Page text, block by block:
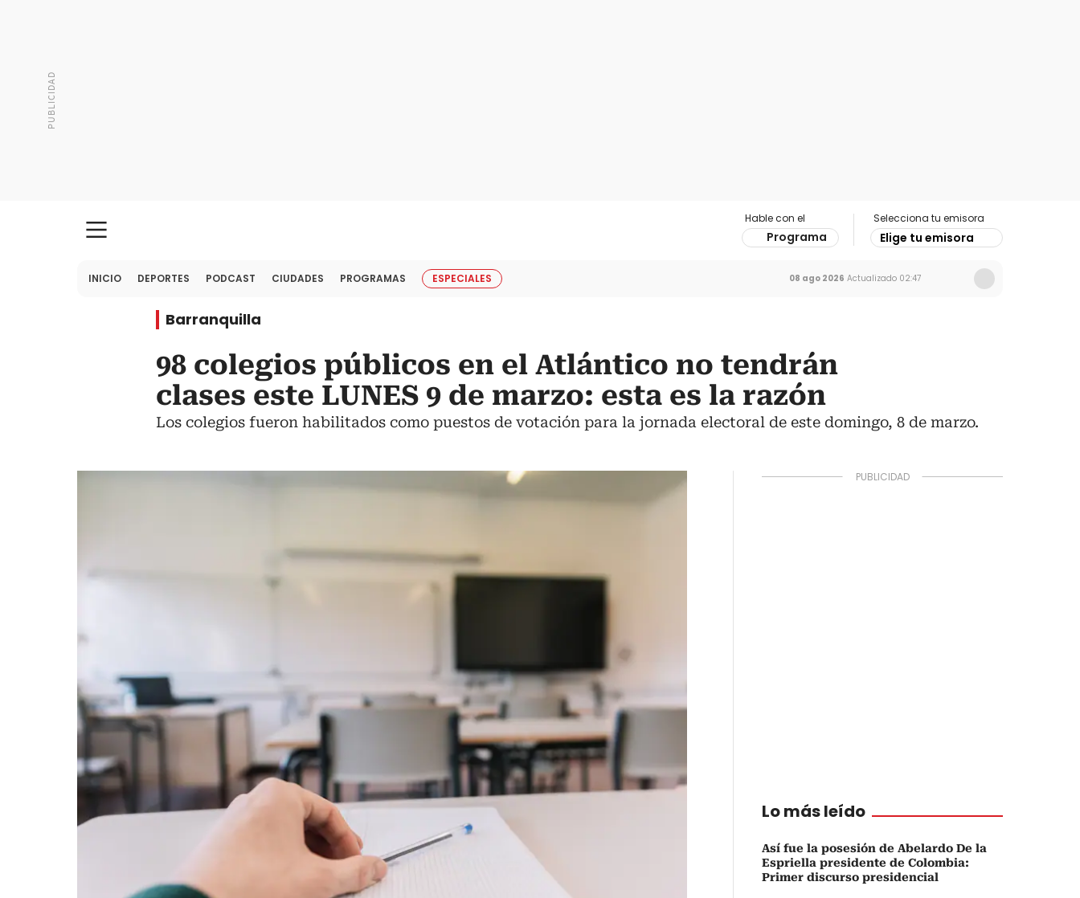
Hable con el
Programa
Selecciona tu emisora
Elige tu emisora
INICIO DEPORTES PODCAST CIUDADES PROGRAMAS ESPECIALES 08 ago 2026 Actualizado 02:47
Barranquilla
98 colegios públicos en el Atlántico no tendrán
clases este LUNES 9 de marzo: esta es la razón
Los colegios fueron habilitados como puestos de votación para la jornada electoral de este domingo, 8 de marzo.
Lo más leído
Así fue la posesión de Abelardo De la
Espriella presidente de Colombia:
Primer discurso presidencial